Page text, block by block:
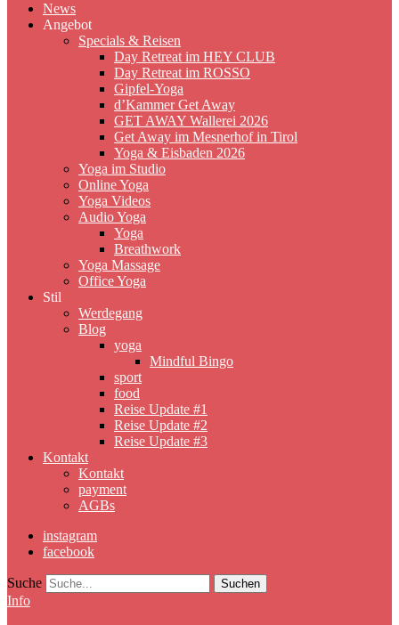
News
Angebot
Specials & Reisen
Day Retreat im HEY CLUB
Day Retreat im ROSSO
Gipfel-Yoga
d’Kammer Get Away
GET AWAY Wallerei 2026
Get Away im Mesnerhof in Tirol
Yoga & Eisbaden 2026
Yoga im Studio
Online Yoga
Yoga Videos
Audio Yoga
Yoga
Breathwork
Yoga Massage
Office Yoga
Stil
Werdegang
Blog
yoga
Mindful Bingo
sport
food
Reise Update #1
Reise Update #2
Reise Update #3
Kontakt
Kontakt
payment
AGBs
instagram
facebook
Suche
Info